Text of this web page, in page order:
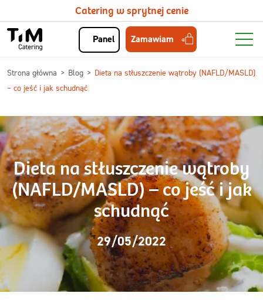
Catering w sprytnej cenie
Panel Zamawiam
Strona główna Blog
Dieta na stłuszczenie wątroby (NAFLD/MASLD)
– co jeść i jak schudnąć
Dieta na stłuszczenie wątroby
(NAFLD/MASLD) – co jeść i jak
schudnąć
29/05/2022